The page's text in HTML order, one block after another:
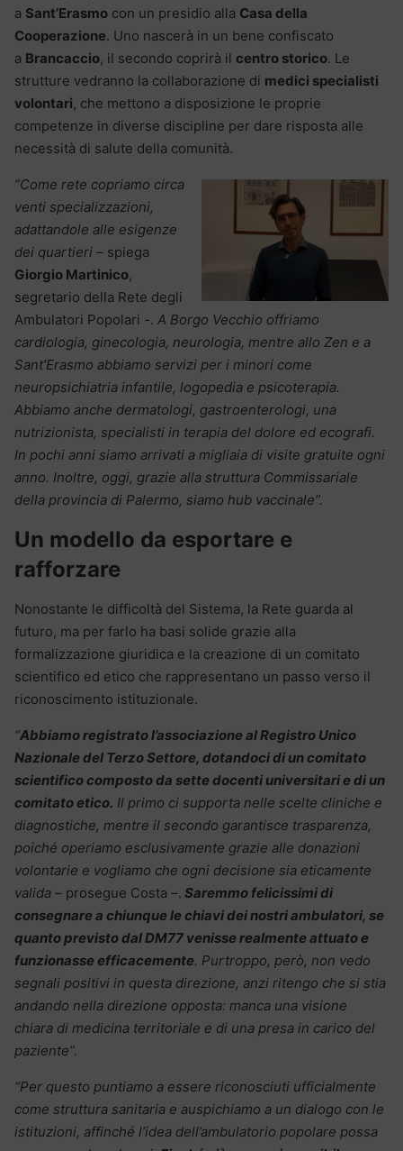
a Sant’Erasmo con un presidio alla Casa della
Cooperazione. Uno nascerà in un bene confiscato
a Brancaccio, il secondo coprirà il centro storico. Le
strutture vedranno la collaborazione di medici specialisti
volontari, che mettono a disposizione le proprie
competenze in diverse discipline per dare risposta alle
necessità di salute della comunità.
“Come rete copriamo circa
venti specializzazioni,
adattandole alle esigenze
dei quartieri – spiega
Giorgio Martinico,
segretario della Rete degli
Ambulatori Popolari -. A Borgo Vecchio offriamo
cardiologia, ginecologia, neurologia, mentre allo Zen e a
Sant’Erasmo abbiamo servizi per i minori come
neuropsichiatria infantile, logopedia e psicoterapia.
Abbiamo anche dermatologi, gastroenterologi, una
nutrizionista, specialisti in terapia del dolore ed ecografi.
In pochi anni siamo arrivati a migliaia di visite gratuite ogni
anno. Inoltre, oggi, grazie alla struttura Commissariale
della provincia di Palermo, siamo hub vaccinale”.
Un modello da esportare e
rafforzare
Nonostante le difficoltà del Sistema, la Rete guarda al
futuro, ma per farlo ha basi solide grazie alla
formalizzazione giuridica e la creazione di un comitato
scientifico ed etico che rappresentano un passo verso il
riconoscimento istituzionale.
“Abbiamo registrato l’associazione al Registro Unico
Nazionale del Terzo Settore, dotandoci di un comitato
scientifico composto da sette docenti universitari e di un
comitato etico. Il primo ci supporta nelle scelte cliniche e
diagnostiche, mentre il secondo garantisce trasparenza,
poiché operiamo esclusivamente grazie alle donazioni
volontarie e vogliamo che ogni decisione sia eticamente
valida – prosegue Costa –. Saremmo felicissimi di
consegnare a chiunque le chiavi dei nostri ambulatori, se
quanto previsto dal DM77 venisse realmente attuato e
funzionasse efficacemente. Purtroppo, però, non vedo
segnali positivi in questa direzione, anzi ritengo che si stia
andando nella direzione opposta: manca una visione
chiara di medicina territoriale e di una presa in carico del
paziente”.
“Per questo puntiamo a essere riconosciuti ufficialmente
come struttura sanitaria e auspichiamo a un dialogo con le
istituzioni, affinché l’idea dell’ambulatorio popolare possa